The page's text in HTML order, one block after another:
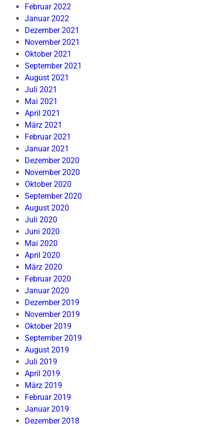
Februar 2022
Januar 2022
Dezember 2021
November 2021
Oktober 2021
September 2021
August 2021
Juli 2021
Mai 2021
April 2021
März 2021
Februar 2021
Januar 2021
Dezember 2020
November 2020
Oktober 2020
September 2020
August 2020
Juli 2020
Juni 2020
Mai 2020
April 2020
März 2020
Februar 2020
Januar 2020
Dezember 2019
November 2019
Oktober 2019
September 2019
August 2019
Juli 2019
April 2019
März 2019
Februar 2019
Januar 2019
Dezember 2018